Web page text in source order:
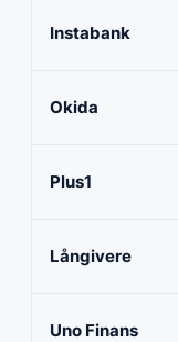
Instabank
Okida
Plus1
Långivere
Uno Finans